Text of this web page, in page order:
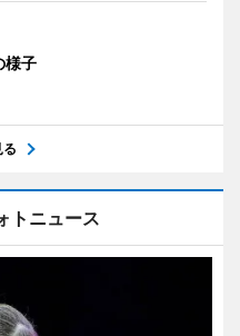
様子
る
トニュース